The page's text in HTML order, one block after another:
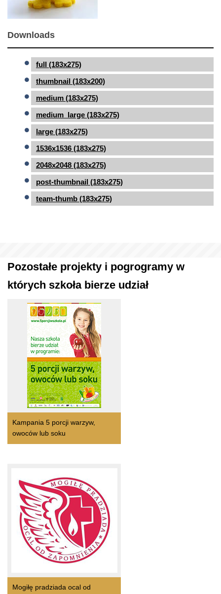
Downloads
full (183x275)
thumbnail (183x200)
medium (183x275)
medium_large (183x275)
large (183x275)
1536x1536 (183x275)
2048x2048 (183x275)
post-thumbnail (183x275)
team-thumb (183x275)
Pozostałe projekty i pogrogramy w
których szkoła bierze udział
Kampania 5 porcji warzyw,
owoców lub soku
Mogiłę pradziada ocal od